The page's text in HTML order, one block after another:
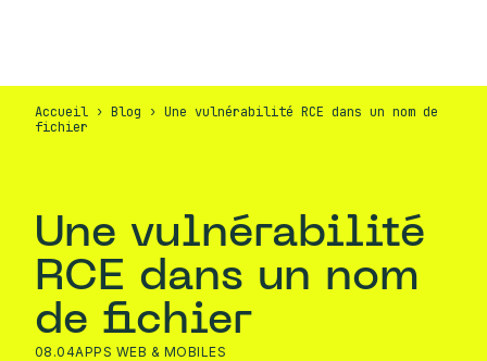
Accueil › Blog › Une vulnérabilité RCE dans un nom de
fichier
Une vulnérabilité
RCE dans un nom
de fichier
08.04APPS WEB & MOBILES